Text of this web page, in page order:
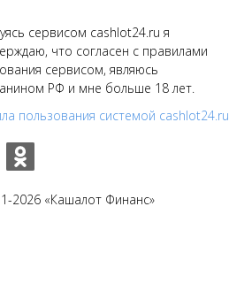
сервисом cashlot24.ru я
что согласен с правилами
сервисом, являюсь
РФ и мне больше 18 лет.
пользования системой cashlot24.ru
2026 «Кашалот Финанс»